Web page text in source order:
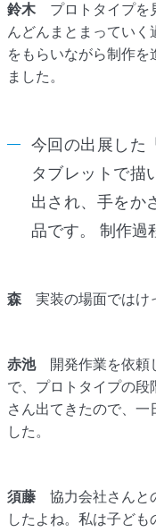
鈴木プロトタイプを
んどんまとまってい
をもらいながら制作を
ました。
今回の出展した
タブレットで描
出され、手をか
品です。 制作過
森 実装の場面ではけ
赤池開発作業を依頼
で、プロトタイプの段
さん出てきたので、一
した。
須藤 協力会社さんと
したよね。私は子ど